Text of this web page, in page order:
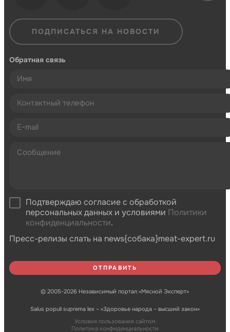
ПОДПИСАТЬСЯ НА НОВОСТИ
Обратная связь
Подтверждаю согласие с обработкой
персональных данных и условиями Политики
конфиденциальности.
Пресс-релизы слать на news{собака}meat-expert.ru
© 2005-2026 Независимый портал «Мясной Эксперт»
Salus populi suprema lex – «Здоровье народа – высший закон»
Условия пользования сайтом
Политика конфиденциальности